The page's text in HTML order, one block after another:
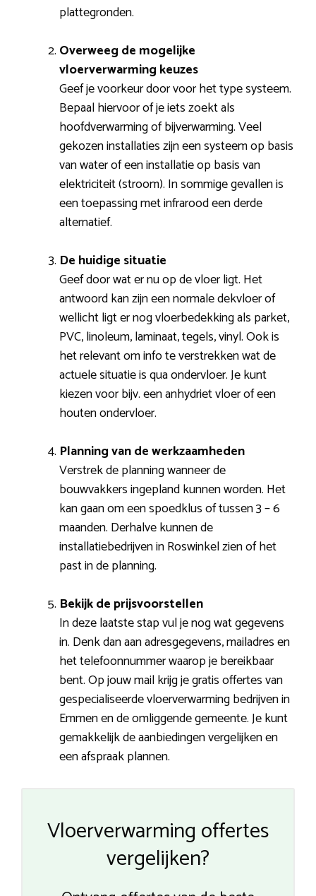
plattegronden.
Overweeg de mogelijke
vloerverwarming keuzes
Geef je voorkeur door voor het type systeem.
Bepaal hiervoor of je iets zoekt als
hoofdverwarming of bijverwarming. Veel
gekozen installaties zijn een systeem op basis
van water of een installatie op basis van
elektriciteit (stroom). In sommige gevallen is
een toepassing met infrarood een derde
alternatief.
De huidige situatie
Geef door wat er nu op de vloer ligt. Het
antwoord kan zijn een normale dekvloer of
wellicht ligt er nog vloerbedekking als parket,
PVC, linoleum, laminaat, tegels, vinyl. Ook is
het relevant om info te verstrekken wat de
actuele situatie is qua ondervloer. Je kunt
kiezen voor bijv. een anhydriet vloer of een
houten ondervloer.
Planning van de werkzaamheden
Verstrek de planning wanneer de
bouwvakkers ingepland kunnen worden. Het
kan gaan om een spoedklus of tussen 3 – 6
maanden. Derhalve kunnen de
installatiebedrijven in Roswinkel zien of het
past in de planning.
Bekijk de prijsvoorstellen
In deze laatste stap vul je nog wat gegevens
in. Denk dan aan adresgegevens, mailadres en
het telefoonnummer waarop je bereikbaar
bent. Op jouw mail krijg je gratis offertes van
gespecialiseerde vloerverwarming bedrijven in
Emmen en de omliggende gemeente. Je kunt
gemakkelijk de aanbiedingen vergelijken en
een afspraak plannen.
Vloerverwarming offertes
vergelijken?